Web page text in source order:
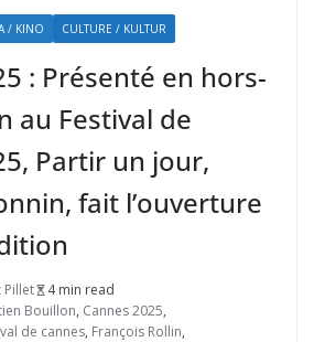
/ KINO CULTURE / KULTUR
: Présenté en hors-
au Festival de
Partir un jour,
fait l’ouverture
Pillet
4 min read
Bouillon, Cannes 2025,
de cannes, François Rollin,